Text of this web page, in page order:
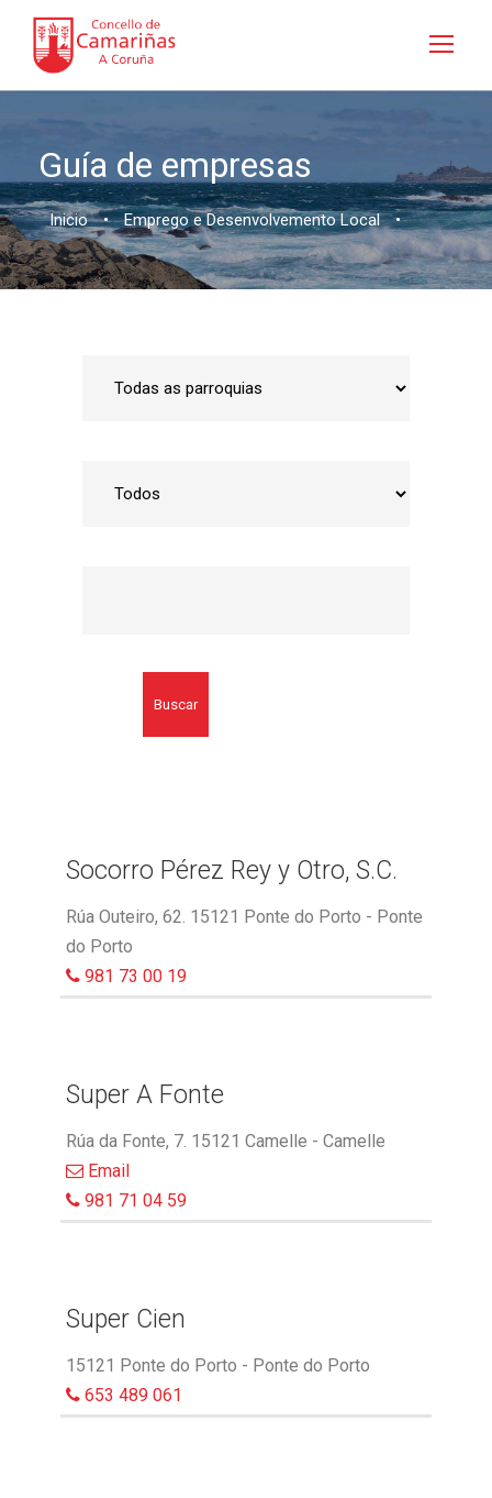
Guía de empresas
Inicio • Emprego e Desenvolvemento Local •
Buscar
Socorro Pérez Rey y Otro, S.C.
Rúa Outeiro, 62. 15121 Ponte do Porto - Ponte
do Porto
981 73 00 19
Super A Fonte
Rúa da Fonte, 7. 15121 Camelle - Camelle
Email
981 71 04 59
Super Cien
15121 Ponte do Porto - Ponte do Porto
653 489 061